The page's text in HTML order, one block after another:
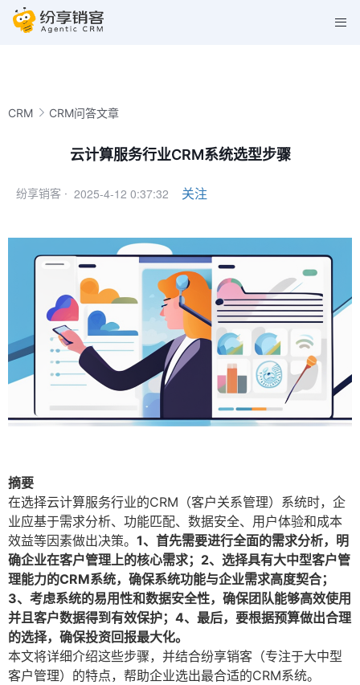
CRM CRM问答文章
云计算服务行业CRM系统选型步骤
纷享销客 · 2025-4-12 0:37:32 关注
摘要
在选择云计算服务行业的CRM（客户关系管理）系统时，企
业应基于需求分析、功能匹配、数据安全、用户体验和成本
效益等因素做出决策。 1、首先需要进行全面的需求分析，明
确企业在客户管理上的核心需求；2、选择具有大中型客户管
理能力的CRM系统，确保系统功能与企业需求高度契合；
3、考虑系统的易用性和数据安全性，确保团队能够高效使用
并且客户数据得到有效保护；4、最后，要根据预算做出合理
的选择，确保投资回报最大化。
本文将详细介绍这些步骤，并结合纷享销客（专注于大中型
客户管理）的特点，帮助企业选出最合适的CRM系统。